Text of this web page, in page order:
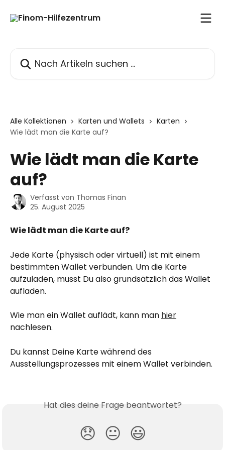
Alle Kollektionen Karten und Wallets
Karten
Wie lädt man die Karte auf?
Wie lädt man die Karte
auf?
Verfasst von Thomas Finan
25. August 2025
Wie lädt man die Karte auf?
Jede Karte (physisch oder virtuell) ist mit einem
bestimmten Wallet verbunden. Um die Karte
aufzuladen, musst Du also grundsätzlich das Wallet
aufladen.
Wie man ein Wallet auflädt, kann man hier
nachlesen.
Du kannst Deine Karte während des
Ausstellungsprozesses mit einem Wallet verbinden.
Hat dies deine Frage beantwortet?
😞 😐 😃